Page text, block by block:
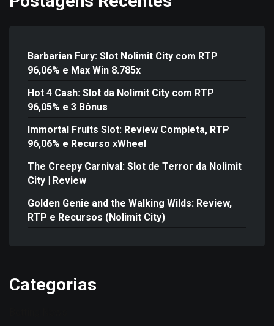
Barbarian Fury: Slot Nolimit City com RTP
96,06% e Max Win 8.785x
Hot 4 Cash: Slot da Nolimit City com RTP
96,05% e 3 Bônus
Immortal Fruits Slot: Review Completa, RTP
96,06% e Recurso xWheel
The Creepy Carnival: Slot de Terror da Nolimit
City | Review
Golden Genie and the Walking Wilds: Review,
RTP e Recursos (Nolimit City)
Categorias